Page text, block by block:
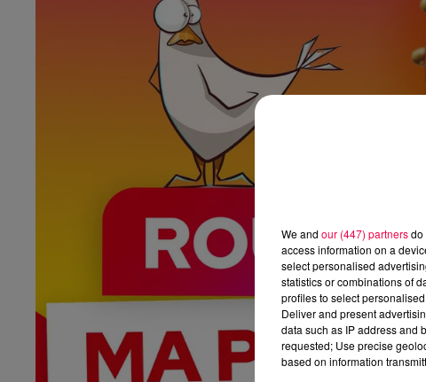
We and our (447) partnersdo
access information on a
select personalised
statistics or combinations of
profiles to select
Deliver and present
data such as IP address and
requested; Use precise
based on information